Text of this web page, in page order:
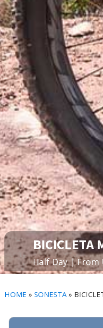
BICICLETA
Half Day | From
HOME » SONESTA»